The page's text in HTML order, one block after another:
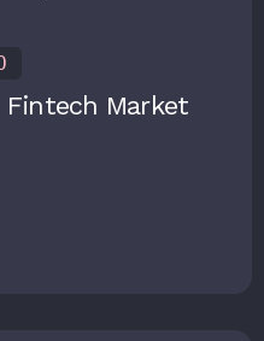
Fintech Market